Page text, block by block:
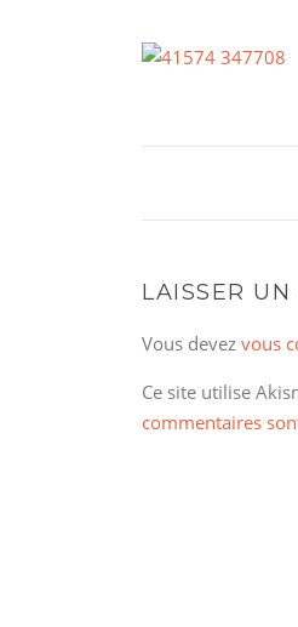
LAISSER
Vous devez vous
Ce site utilise
commentaires